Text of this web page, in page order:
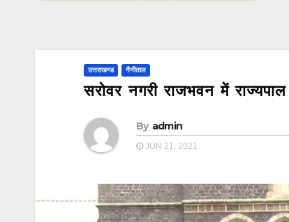
उत्तराखण्ड नैनीताल
सरोवर नगरी राजभवन में
By admin
JUN 21, 2021